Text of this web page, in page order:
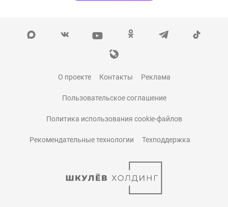
О проекте Контакты Реклама
Пользовательское соглашение
Политика использования cookie-файлов
Рекомендательные технологии Техподдержка